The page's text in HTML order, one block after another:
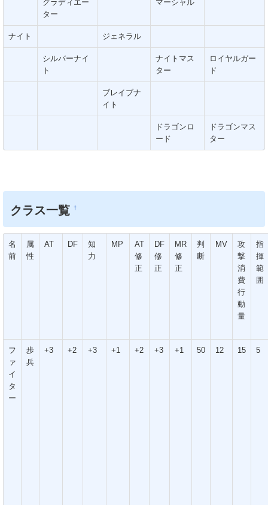
グラディエー
ター
マーシャル
ナイト ジェネラル
シルバーナイ
ト
ナイトマス
ター
ロイヤルガー
ド
ブレイブナ
イト
ドラゴンロ
ード
ドラゴンマス
ター
クラス一覧†
名
前
属
性
AT DF
知
力
MP
AT
修
正
DF
修
正
MR
修
正
判
断
MV
攻
撃
消
費
行
動
量
指
揮
範
囲
フ
ァ
イ
タ
ー
歩
兵
+3 +2 +3 +1 +2 +3 +1 50 12 15 5